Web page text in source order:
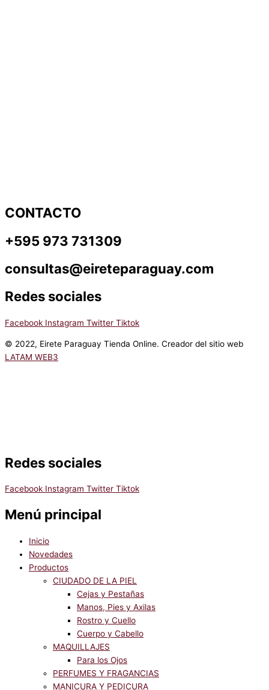
CONTACTO
+595 973 731309
consultas@eireteparaguay.com
Redes sociales
Facebook Instagram Twitter Tiktok
© 2022, Eirete Paraguay Tienda Online. Creador del sitio web
LATAM WEB3
Redes sociales
Facebook Instagram Twitter Tiktok
Menú principal
Inicio
Novedades
Productos
CIUDADO DE LA PIEL
Cejas y Pestañas
Manos, Pies y Axilas
Rostro y Cuello
Cuerpo y Cabello
MAQUILLAJES
Para los Ojos
PERFUMES Y FRAGANCIAS
MANICURA Y PEDICURA